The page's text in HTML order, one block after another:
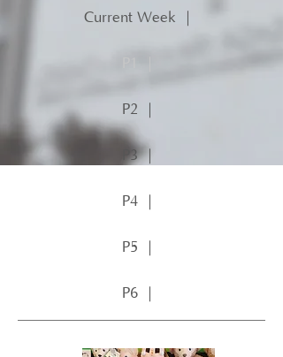
Current Week ｜
P2 ｜
P3 ｜
P4 ｜
P5 ｜
P6 ｜